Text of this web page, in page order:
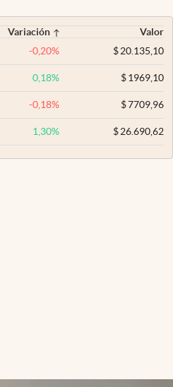
Variación
Valor
-0,20% $20.135,10
0,18% $1969,10
-0,18% $7709,96
1,30% $26.690,62